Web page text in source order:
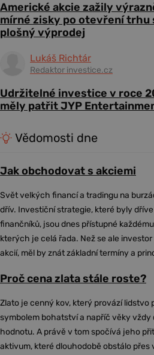
Americké akcie zažily
mírné zisky po otevření trhu
plošný výprodej
Lukáš Richtár
Redaktor investice.cz
Udržitelné investice v roce
měly patřit JYP
Vědomosti dne
Jak obchodovat s akciemi
Svět velkých financí a tradingu na
dřív. Investiční strategie, které byly
finančníků, jsou dnes přístupné
kterých je celá řada. Než se ale
akcií, měl by znát základní termíny a
Proč cena zlata stále roste?
Zlato je cenný kov, který provází lidstvo
symbolem bohatství a napříč věky vždy
hodnotu. A právě v tom spočívá jeho
aktivum, které dlouhodobě obstálo přes